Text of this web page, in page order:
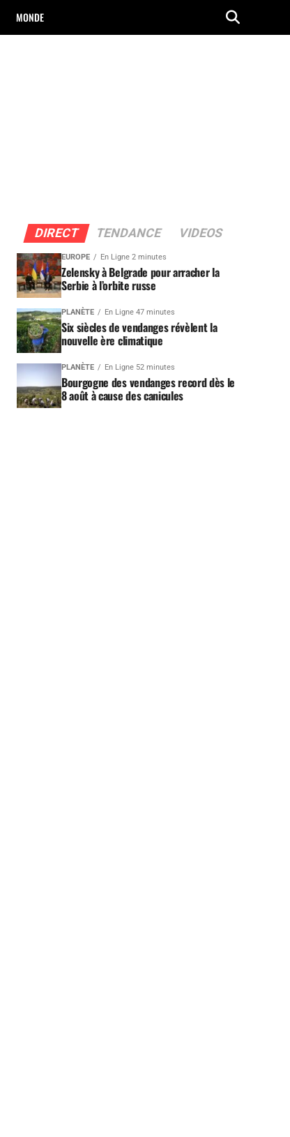
MONDE
DIRECT TENDANCE VIDEOS
EUROPE En Ligne 2 minutes
Zelensky à Belgrade pour arracher la
Serbie à l’orbite russe
PLANÈTE En Ligne 47 minutes
Six siècles de vendanges révèlent la
nouvelle ère climatique
PLANÈTE En Ligne 52 minutes
Bourgogne des vendanges record dès le
8 août à cause des canicules